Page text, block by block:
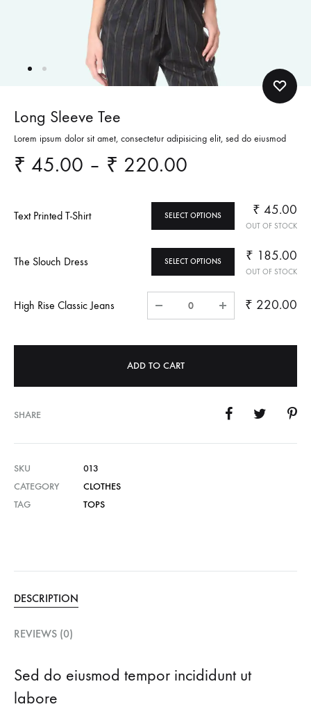
Long Sleeve Tee
Lorem ipsum dolor sit amet, consectetur adipisicing elit, sed do eiusmod
₹ 45.00 – ₹ 220.00
Text Printed T-Shirt SELECT OPTIONS ₹ 45.00
OUT OF STOCK
The Slouch Dress SELECT OPTIONS ₹ 185.00
OUT OF STOCK
High Rise Classic Jeans Quantity ₹ 220.00
ADD TO CART
SHARE
SKU
013
CATEGORY
CLOTHES
TAG
TOPS
DESCRIPTION
REVIEWS (0)
Sed do eiusmod tempor incididunt ut
labore